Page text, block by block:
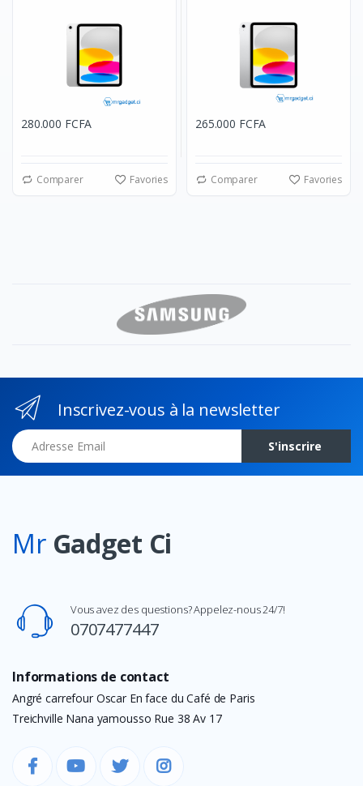
280.000 FCFA
Comparer Favories
265.000 FCFA
Comparer Favories
Inscrivez-vous à la newsletter
Adresse Email
S'inscrire
Mr Gadget Ci
Vous avez des questions? Appelez-nous 24/7!
0707477447
Informations de contact
Angré carrefour Oscar En face du Café de Paris
Treichville Nana yamousso Rue 38 Av 17